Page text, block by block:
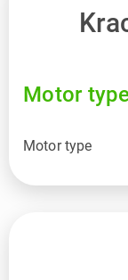
Motor
Motor type